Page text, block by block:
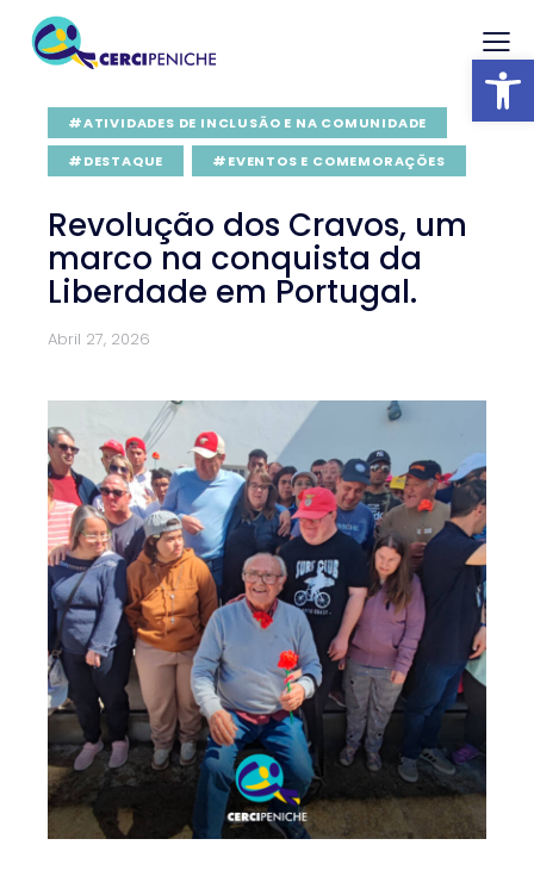
Abrir barra
#ATIVIDADES DE INCLUSÃO E NA COMUNIDADE
#DESTAQUE
#EVENTOS E COMEMORAÇÕES
Revolução dos Cravos, um
marco na conquista da
Liberdade em Portugal.
Abril 27, 2026